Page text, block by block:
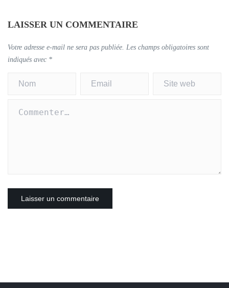
LAISSER UN COMMENTAIRE
Votre adresse e-mail ne sera pas publiée. Les champs obligatoires sont
indiqués avec *